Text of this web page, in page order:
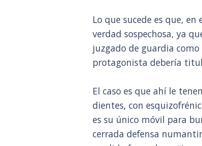
Lo que sucede es que,
verdad sospechosa, ya
juzgado de guardia
protagonista debería
El caso es que ahí le
dientes, con
es su único móvil para
cerrada defensa